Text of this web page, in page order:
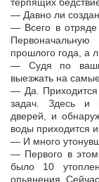
терпящих
— Давно ли создан
— Всего в отряде
Первоначальную
прошлого года, а
— Судя по
выезжать на
— Да. Приходится
задач. Здесь и
дверей, и
воды приходится
— И много
— Первого в
было 10
опьянения.